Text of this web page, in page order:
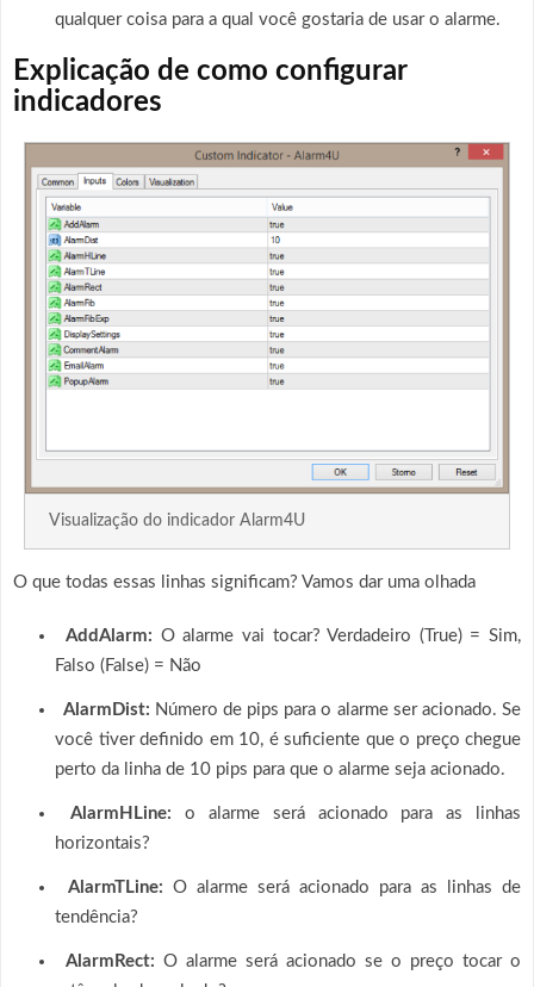
qualquer coisa para a qual você gostaria de usar o alarme.
Explicação de como configurar
indicadores
Visualização do indicador Alarm4U
O que todas essas linhas significam? Vamos dar uma olhada
AddAlarm: O alarme vai tocar? Verdadeiro (True) = Sim,
Falso (False) = Não
AlarmDist: Número de pips para o alarme ser acionado. Se
você tiver definido em 10, é suficiente que o preço chegue
perto da linha de 10 pips para que o alarme seja acionado.
AlarmHLine: o alarme será acionado para as linhas
horizontais?
AlarmTLine: O alarme será acionado para as linhas de
tendência?
AlarmRect: O alarme será acionado se o preço tocar o